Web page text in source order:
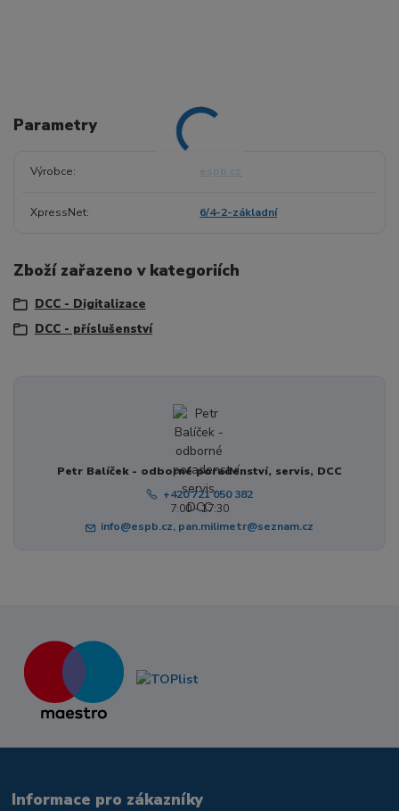
Parametry
Výrobce
XpressNet 6/4-2-základní
Zboží zařazeno v kategoriích
DCC - Digitalizace
DCC - příslušenství
Petr Balíček - odborné poradenství, servis, DCC
+420 721 050 382
7:00 - 17:30
info@espb.cz, pan.milimetr@seznam.cz
Informace pro zákazníky